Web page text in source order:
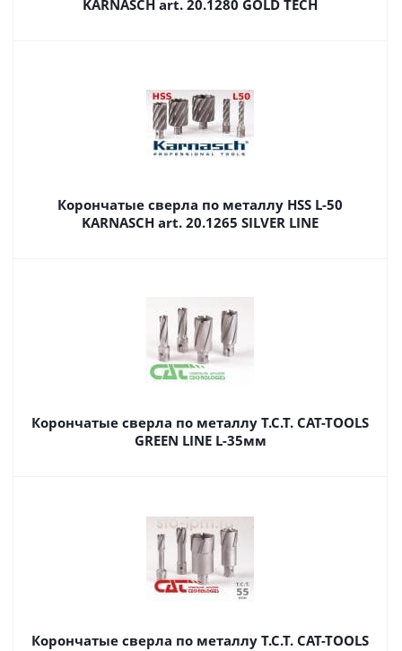
KARNASCH art. 20.1280 GOLD TECH
Корончатые сверла по металлу HSS L-50
KARNASCH art. 20.1265 SILVER LINE
Корончатые сверла по металлу T.C.T. CAT-TOOLS
GREEN LINE L-35мм
Корончатые сверла по металлу T.C.T. CAT-TOOLS